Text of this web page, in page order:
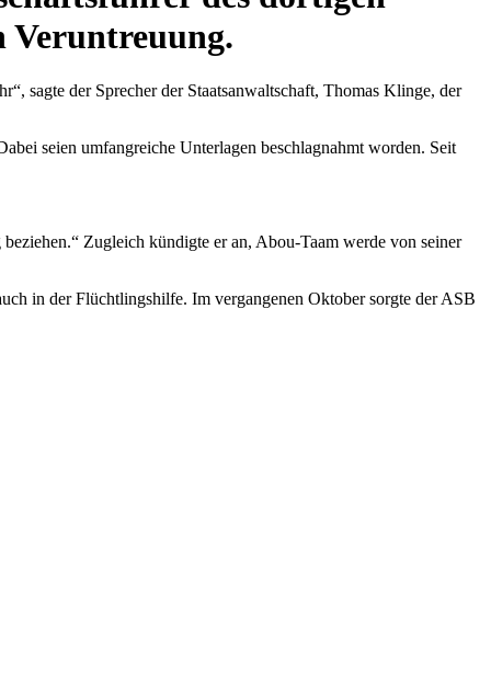
Veruntreuung.
sagte der Sprecher der Staatsanwaltschaft, Thomas Klinge, der
seien umfangreiche Unterlagen beschlagnahmt worden. Seit
Zugleich kündigte er an, Abou-Taam werde von seiner
in der Flüchtlingshilfe. Im vergangenen Oktober sorgte der ASB